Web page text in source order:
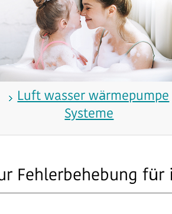
Luft wasser wärmepumpe
Systeme
Fehlerbehebung für